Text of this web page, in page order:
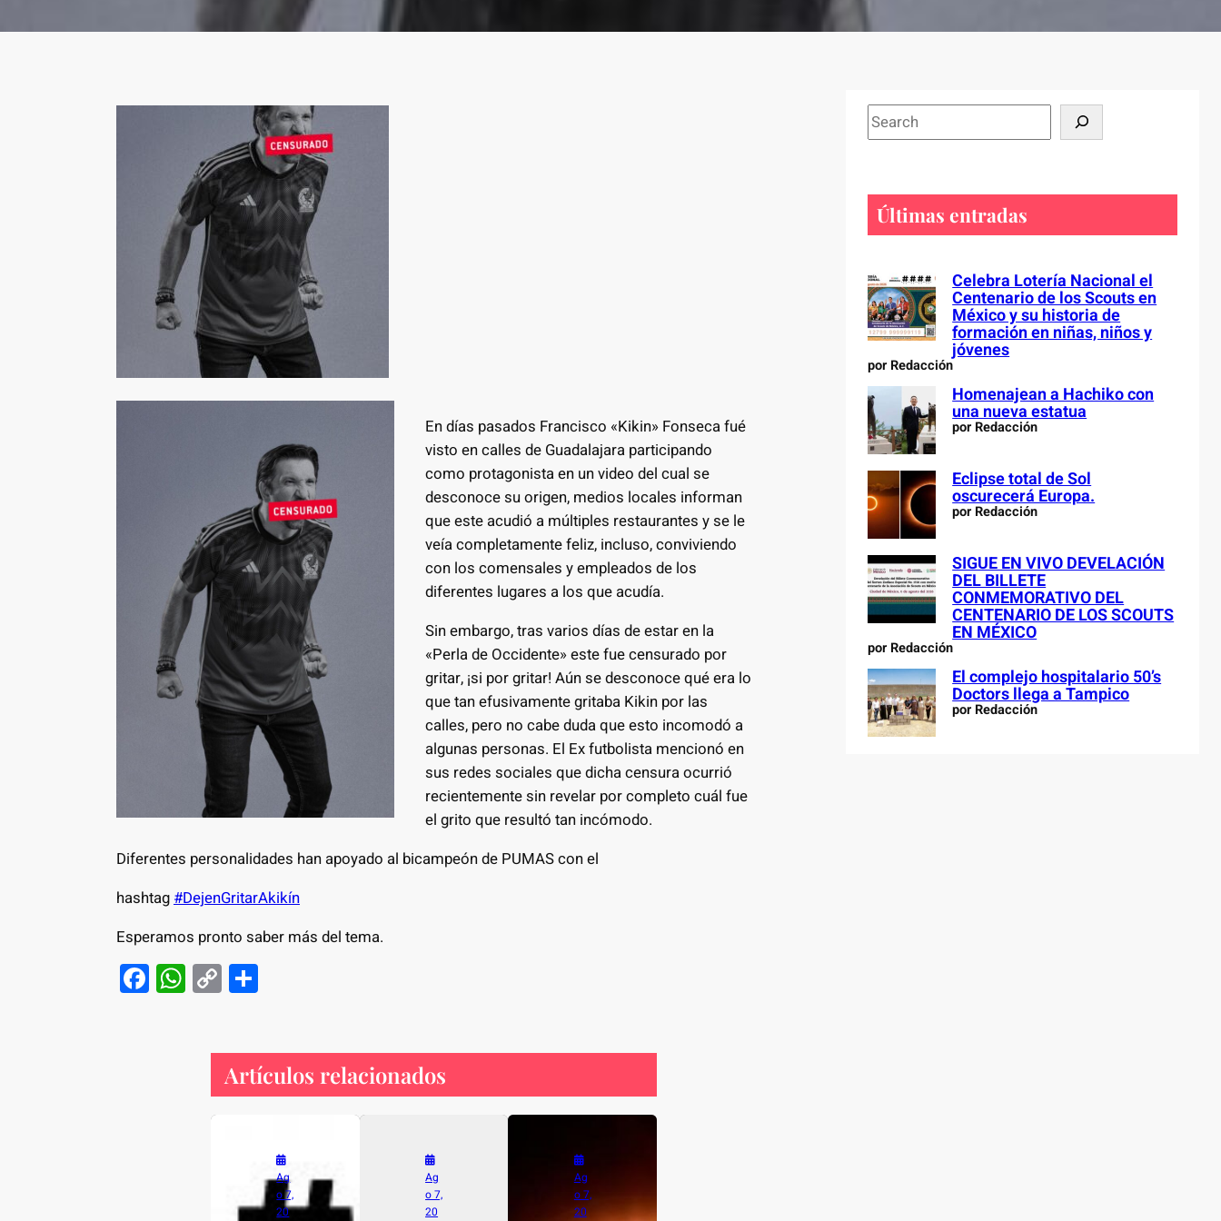
En días pasados Francisco «Kikin» Fonseca fué
visto en calles de Guadalajara participando
como protagonista en un video del cual se
desconoce su origen, medios locales informan
que este acudió a múltiples restaurantes y se le
veía completamente feliz, incluso, conviviendo
con los comensales y empleados de los
diferentes lugares a los que acudía.
Sin embargo, tras varios días de estar en la
«Perla de Occidente» este fue censurado por
gritar, ¡si por gritar! Aún se desconoce qué era lo
que tan efusivamente gritaba Kikin por las
calles, pero no cabe duda que esto incomodó a
algunas personas. El Ex futbolista mencionó en
sus redes sociales que dicha censura ocurrió
recientemente sin revelar por completo cuál fue
el grito que resultó tan incómodo.
Diferentes personalidades han apoyado al bicampeón de PUMAS con el
hashtag #DejenGritarAkikín
Esperamos pronto saber más del tema.
F
a
W
h
C
o
y
Li
e
Artículos relacionados
Ag
o 7,
20
Ag
o 7,
20
Ag
o 7,
20
S
e
h
Últimas entradas
Celebra Lotería Nacional el
Centenario de los Scouts en
México y su historia de
formación en niñas, niños y
jóvenes
por Redacción
Homenajean a Hachiko con
una nueva estatua
por Redacción
Eclipse total de Sol
oscurecerá Europa.
por Redacción
SIGUE EN VIVO DEVELACIÓN
DEL BILLETE
CONMEMORATIVO DEL
CENTENARIO DE LOS SCOUTS
EN MÉXICO
por Redacción
El complejo hospitalario 50’s
Doctors llega a Tampico
por Redacción